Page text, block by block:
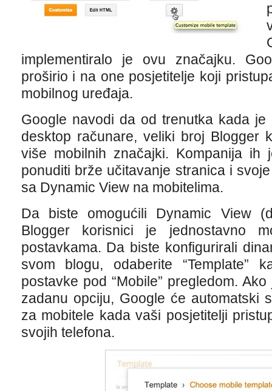
implementiralo je ovu značajku.
proširio i na one posjetitelje koji
mobilnog uređaja.
Google navodi da od trenutka kada
desktop računare, veliki broj Blogger
više mobilnih značajki. Kompanija ih
ponuditi brže učitavanje stranica i
sa Dynamic View na mobitelima.
Da biste omogućili Dynamic View
Blogger korisnici je jednostavno
postavkama. Da biste konfigurirali
svom blogu, odaberite “Template”
postavke pod “Mobile” pregledom.
zadanu opciju, Google će automatski
za mobitele kada vaši posjetitelji
svojih telefona.